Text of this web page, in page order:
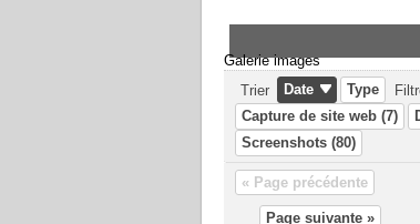
À LIRE :
Galerie images
Trier
Date Type
Capture de site web (7)
Screenshots (80)
« Page précédente
Page suivante »